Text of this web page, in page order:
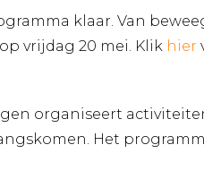
klaar. Van
vrijdag 20 mei. Klik hier
organiseert
Het